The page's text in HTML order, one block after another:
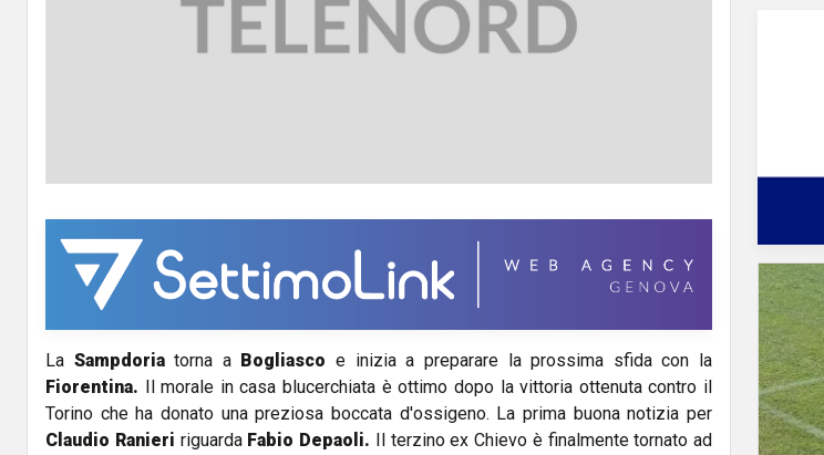
La Sampdoriatorna a Bogliasco e inizia a preparare la prossima sfida con la
Fiorentina. Il morale in casa blucerchiata è ottimo dopo la vittoria ottenuta contro il
Torino che ha donato una preziosa boccata d'ossigeno. La prima buona notizia per
Claudio Ranieri riguarda Fabio Depaoli. Il terzino ex Chievo è finalmente tornato ad